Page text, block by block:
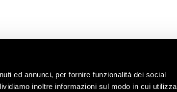
ed annunci, per fornire funzionalità dei social
inoltre informazioni sul modo in cui utilizza
c.so Brianza 21
REQUEST